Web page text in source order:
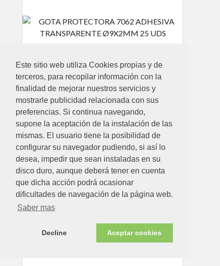
Este sitio web utiliza Cookies propias y de
terceros, para recopilar información con la
finalidad de mejorar nuestros servicios y
mostrarle publicidad relacionada con sus
preferencias. Si continua navegando,
supone la aceptación de la instalación de las
mismas. El usuario tiene la posibilidad de
configurar su navegador pudiendo, si así lo
desea, impedir que sean instaladas en su
disco duro, aunque deberá tener en cuenta
que dicha acción podrá ocasionar
dificultades de navegación de la página web.
Saber mas
Decline Aceptar cookies
5.08€
TRANSPARENTE Ø9X2MM 25 UDS
Ver detalle
Disponible en tienda ahora